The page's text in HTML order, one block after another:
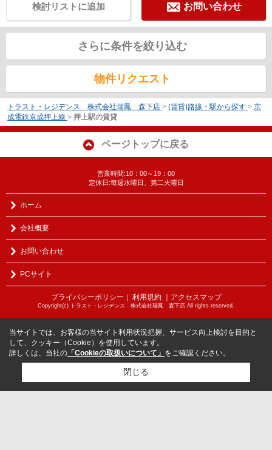
お問い合わせ
検討リストに追加
さらに条件を絞り込む
物件リクエスト
トラスト・レジデンス 株式会社瑞鳳 森下店 > (賃貸)路線・駅から探す > 京
成電鉄京成押上線 > 押上駅の賃貸
ページトップに戻る
営業時間:10：00～19：00
定休日:毎週水曜日、第二火曜日
ホーム
会社概要
お問い合わせ
PCサイト
プライバシーポリシー ｜ 利用規約 ｜アクセスマップ
Copyright(c) トラスト・レジデンス 株式会社瑞鳳 森下店 All rights reserved.
当サイトでは、お客様の当サイト利用状況把握、サービス向上検討を目的と
して、クッキー（Cookie）を使用しています。
詳しくは、当社の 「Cookieの取扱いについて」 をご確認ください。
閉じる